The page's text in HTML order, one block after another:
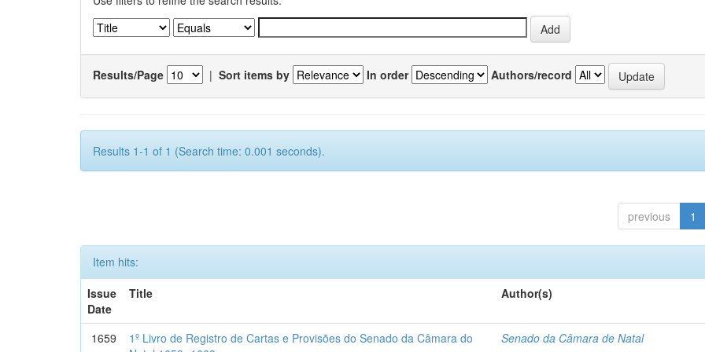
Results/Page | Sort items by In order Authors/record
Results 1-1 of 1 (Search time: 0.001 seconds).
previous 1
Item hits:
Issue
Date
Title Author(s)
1659
1º Livro de Registro de Cartas e Provisões do Senado da Câmara do
Senado da Câmara de Natal